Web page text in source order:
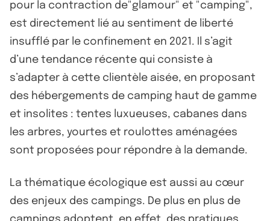
pour la contraction de"glamour" et "camping",
est directement lié au sentiment de liberté
insufflé par le confinement en 2021. Il s’agit
d’une tendance récente qui consiste à
s’adapter à cette clientèle aisée, en proposant
des hébergements de camping haut de gamme
et insolites : tentes luxueuses, cabanes dans
les arbres, yourtes et roulottes aménagées
sont proposées pour répondre à la demande.
La thématique écologique est aussi au cœur
des enjeux des campings. De plus en plus de